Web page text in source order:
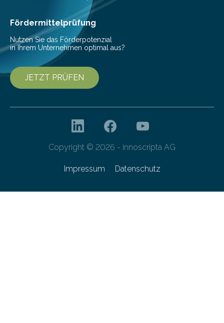
den Studierenden der Lebensmitteltechnologie
Franziska Diebel, Pauline Hoffmann und Yusuf Toprak
entwickelt. Mit nur…
Fördermittelprüfung
Nutzen Sie das Förderpotenzial
in Ihrem Unternehmen optimal aus?
JETZT PRÜFEN
Copyright © 2026 - innoscripta AG
Impressum Datenschutz